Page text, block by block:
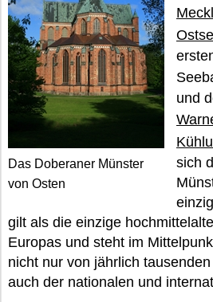
Das Doberaner Münster
von Osten
und
sich
gilt als die einzige
Europas und steht im
nicht nur von jährlich
auch der nationalen und